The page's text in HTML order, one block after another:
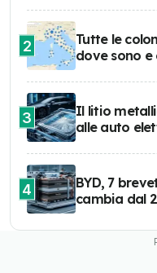
2
Tutte le
dove sono
3
Il litio
alle auto
4
BYD, 7
cambia dal